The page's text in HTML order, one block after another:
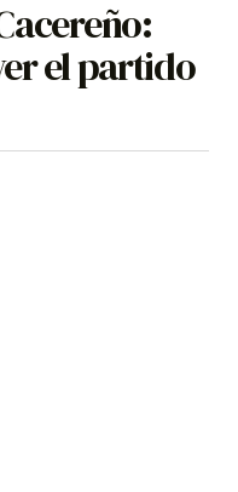
el partido